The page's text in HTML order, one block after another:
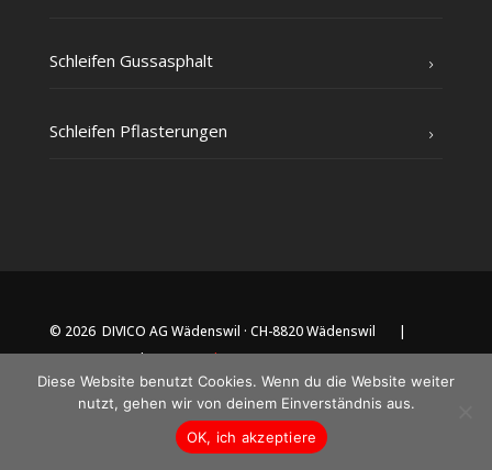
Schlei­fen Gussasphalt
Schlei­fen Pflasterungen
© 2026 DIVICO AG Wädenswil · CH-8820 Wädenswil |
Impressum|Datenschutz
Diese Website benutzt Cookies. Wenn du die Website weiter
nutzt, gehen wir von deinem Einverständnis aus.
OK, ich akzeptiere